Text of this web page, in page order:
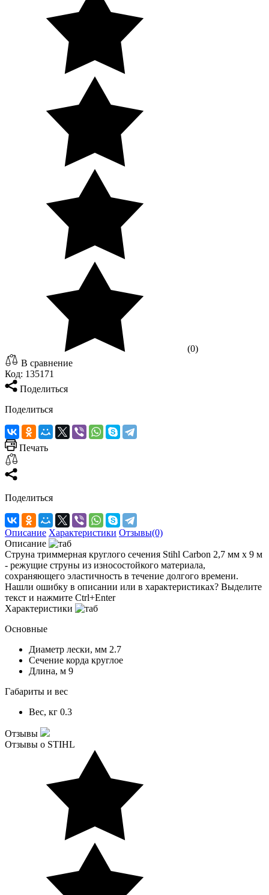
(0)
В сравнение
Код: 135171
Поделиться
Поделиться
Печать
Поделиться
Описание Характеристики Отзывы(0)
Описание
Струна триммерная круглого сечения Stihl Carbon 2,7 мм х 9 м
- режущие струны из износостойкого материала,
сохраняющего эластичность в течение долгого времени.
Нашли ошибку в описании или в характеристиках? Выделите
текст и нажмите Ctrl+Enter
Характеристики
Основные
Диаметр лески, мм 2.7
Сечение корда круглое
Длина, м 9
Габариты и вес
Вес, кг 0.3
Отзывы
Отзывы о STIHL